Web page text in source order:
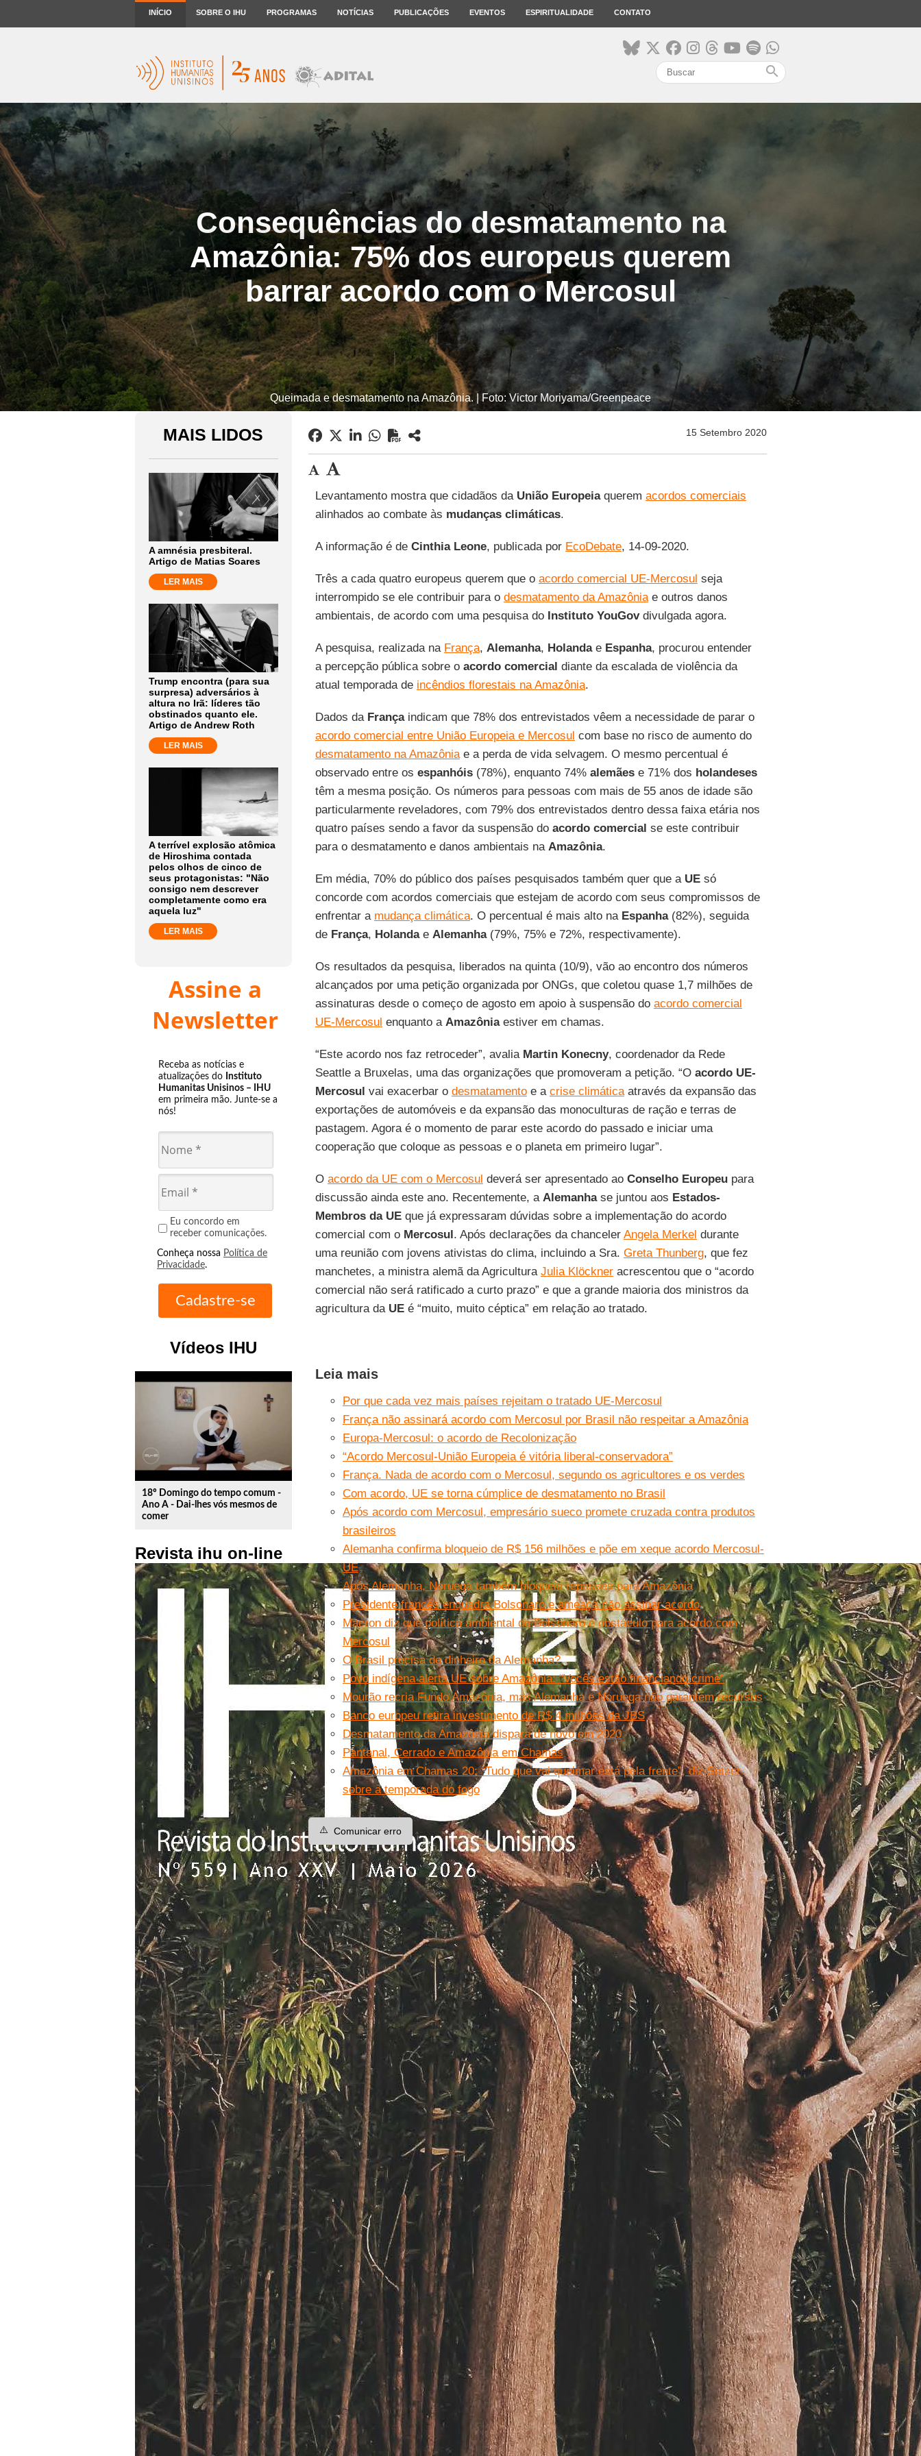
INÍCIO SOBRE O IHU PROGRAMAS NOTÍCIAS PUBLICAÇÕES EVENTOS ESPIRITUALIDADE CONTATO
search
Consequências do desmatamento na
Amazônia: 75% dos europeus querem
barrar acordo com o Mercosul
Queimada e desmatamento na Amazônia. | Foto: Victor Moriyama/Greenpeace
MAIS LIDOS
A amnésia presbiteral.
Artigo de Matias Soares
LER MAIS
Trump encontra (para sua
surpresa) adversários à
altura no Irã: líderes tão
obstinados quanto ele.
Artigo de Andrew Roth
LER MAIS
A terrível explosão atômica
de Hiroshima contada
pelos olhos de cinco de
seus protagonistas: "Não
consigo nem descrever
completamente como era
aquela luz"
LER MAIS
Assine a
Newsletter
Receba as notícias e
atualizações do Instituto
Humanitas Unisinos – IHU
em primeira mão. Junte-se a
nós!
Eu concordo em
receber comunicações.
Conheça nossa Política de
Privacidade.
Vídeos IHU
play_circle_outline
18º Domingo do tempo comum -
Ano A - Dai-lhes vós mesmos de
comer
Revista ihu on-line
15 Setembro 2020
Levantamento mostra que cidadãos da União Europeiaquerem acordos comerciais
alinhados ao combate às mudanças climáticas.
A informação é de Cinthia Leone, publicada por EcoDebate, 14-09-2020.
Três a cada quatro europeus querem que o acordo comercial UE-Mercosul seja
interrompido se ele contribuir para o desmatamento da Amazôniae outros danos
ambientais, de acordo com uma pesquisa do Instituto YouGovdivulgada agora.
A pesquisa, realizada na França, Alemanha, Holandae Espanha, procurou entender
a percepção pública sobre o acordo comercial diante da escalada de violência da
atual temporada de incêndios florestais na Amazônia.
Dados da Françaindicam que 78% dos entrevistados vêem a necessidade de parar o
acordo comercial entre União Europeia e Mercosul com base no risco de aumento do
desmatamento na Amazôniae a perda de vida selvagem. O mesmo percentual é
observado entre os espanhóis(78%), enquanto 74% alemãese 71% dos holandeses
têm a mesma posição. Os números para pessoas com mais de 55 anos de idade são
particularmente reveladores, com 79% dos entrevistados dentro dessa faixa etária nos
quatro países sendo a favor da suspensão do acordo comercial se este contribuir
para o desmatamento e danos ambientais na Amazônia.
Em média, 70% do público dos países pesquisados também quer que a UEsó
concorde com acordos comerciais que estejam de acordo com seus compromissos de
enfrentar a mudança climática. O percentual é mais alto na Espanha(82%), seguida
de França, Holandae Alemanha(79%, 75% e 72%, respectivamente).
Os resultados da pesquisa, liberados na quinta (10/9), vão ao encontro dos números
alcançados por uma petição organizada por ONGs, que coletou quase 1,7 milhões de
assinaturas desde o começo de agosto em apoio à suspensão do acordo comercial
UE-Mercosul enquanto a Amazôniaestiver em chamas.
“Este acordo nos faz retroceder”, avalia Martin Konecny, coordenador da Rede
Seattle a Bruxelas, uma das organizações que promoveram a petição. “O acordo UE-
Mercosul vai exacerbar o desmatamentoe a crise climáticaatravés da expansão das
exportações de automóveis e da expansão das monoculturas de ração e terras de
pastagem. Agora é o momento de parar este acordo do passado e iniciar uma
cooperação que coloque as pessoas e o planeta em primeiro lugar”.
O acordo da UE com o Mercosul deverá ser apresentado ao Conselho Europeupara
discussão ainda este ano. Recentemente, a Alemanhase juntou aos Estados-
Membros da UEque já expressaram dúvidas sobre a implementação do acordo
comercial com o Mercosul. Após declarações da chanceler Angela Merkel durante
uma reunião com jovens ativistas do clima, incluindo a Sra. Greta Thunberg, que fez
manchetes, a ministra alemã da Agricultura Julia Klöckneracrescentou que o “acordo
comercial não será ratificado a curto prazo” e que a grande maioria dos ministros da
agricultura da UEé “muito, muito céptica” em relação ao tratado.
Leia mais
Por que cada vez mais países rejeitam o tratado UE-Mercosul
França não assinará acordo com Mercosul por Brasil não respeitar a Amazônia
Europa-Mercosul: o acordo de Recolonização
“Acordo Mercosul-União Europeia é vitória liberal-conservadora”
França. Nada de acordo com o Mercosul, segundo os agricultores e os verdes
Com acordo, UE se torna cúmplice de desmatamento no Brasil
Após acordo com Mercosul, empresário sueco promete cruzada contra produtos
brasileiros
Alemanha confirma bloqueio de R$ 156 milhões e põe em xeque acordo Mercosul-
UE
Após Alemanha, Noruega também bloqueia repasses para Amazônia
Presidente francês enquadra Bolsonaro e ameaça não assinar acordo
Macron diz que política ambiental de Bolsonaro é obstáculo para acordo com
Mercosul
O Brasil precisa de dinheiro da Alemanha?
Povo indígena alerta UE sobre Amazônia: “Vocês estão financiando crime”
Mourão recria Fundo Amazônia, mas Alemanha e Noruega não garantem recursos
Banco europeu retira investimento de R$ 4 milhões da JBS
Desmatamento da Amazônia dispara de novo em 2020
Pantanal, Cerrado e Amazônia em Chamas
Amazônia em Chamas 20: “Tudo que vai queimar está pela frente”, diz Setzer
sobre a temporada do fogo
⚠️ Comunicar erro